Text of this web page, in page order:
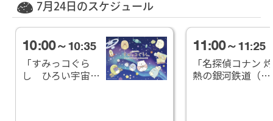
7月24日のスケジュール
10:00～10:35
「すみっコぐら
し ひろい宇宙と
11:00～11:25
「名探偵コナン 灼
熱の銀河鉄道（ギ